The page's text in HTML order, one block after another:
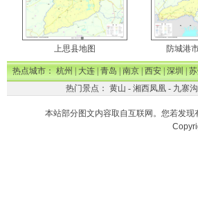
上思县地图 防城港
热点城市：杭州|大连|青岛|南京|西安|深圳|
热门景点： 黄山 - 湘西凤凰- 九寨沟
本站部分图文内容取自互联网。您若发